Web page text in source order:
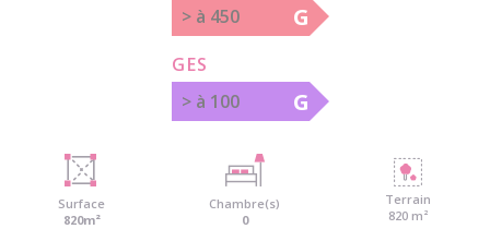
> à 450
G
GES
> à 100
G
Surface
820m²
Chambre(s)
0
Terrain
820 m²